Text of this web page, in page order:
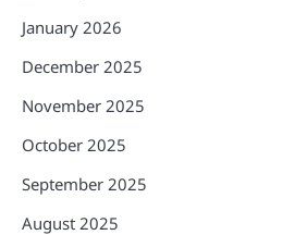
January 2026
December 2025
November 2025
October 2025
September 2025
August 2025